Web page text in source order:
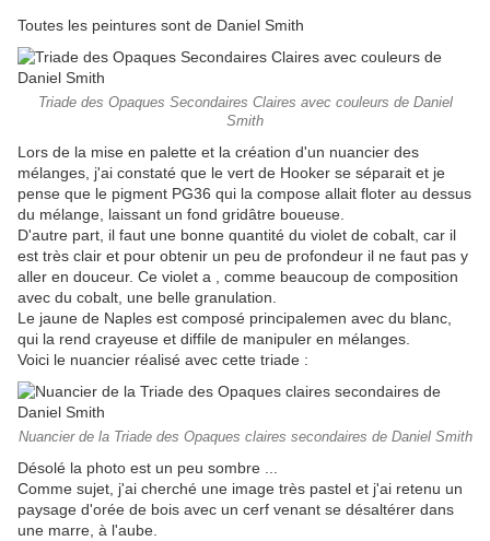
Toutes les peintures sont de Daniel Smith
Triade des Opaques Secondaires Claires avec couleurs de Daniel
Smith
Lors de la mise en palette et la création d'un nuancier des
mélanges, j'ai constaté que le vert de Hooker se séparait et je
pense que le pigment PG36 qui la compose allait floter au dessus
du mélange, laissant un fond gridâtre boueuse.
D'autre part, il faut une bonne quantité du violet de cobalt, car il
est très clair et pour obtenir un peu de profondeur il ne faut pas y
aller en douceur. Ce violet a , comme beaucoup de composition
avec du cobalt, une belle granulation.
Le jaune de Naples est composé principalemen avec du blanc,
qui la rend crayeuse et diffile de manipuler en mélanges.
Voici le nuancier réalisé avec cette triade :
Nuancier de la Triade des Opaques claires secondaires de Daniel Smith
Désolé la photo est un peu sombre ...
Comme sujet, j'ai cherché une image très pastel et j'ai retenu un
paysage d'orée de bois avec un cerf venant se désaltérer dans
une marre, à l'aube.